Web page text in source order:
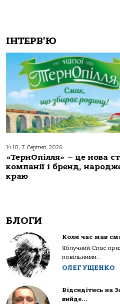
ІНТЕРВ'Ю
14:10, 7 Серпня, 2026
«ТернОпілля» – це нова
компанії і бренд,
краю
БЛОГИ
Коли час мав
Яблучний Спас
повільними...
ОЛЕГ УЩЕНКО
Відсидітись на
вийде…